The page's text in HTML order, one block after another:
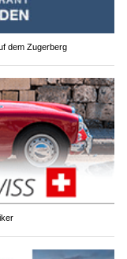
dem Zugerberg